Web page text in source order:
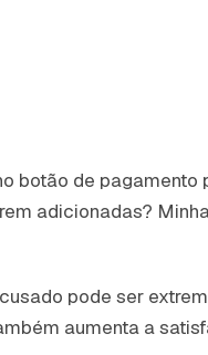
botão de
adicionadas?
pode ser
aumenta a